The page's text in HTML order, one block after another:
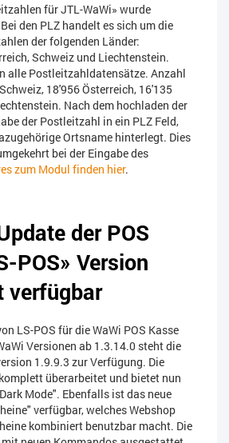
für JTL-WaWi» wurde
den PLZ handelt es sich um die
der folgenden Länder:
Schweiz und Liechtenstein.
alle Postleitzahldatensätze. Anzahl
18'956 Österreich, 16'135
Nach dem hochladen der
der Postleitzahl in ein PLZ Feld,
Ortsname hinterlegt. Dies
bei der Eingabe des
zum Modul finden hier.
der POS
POS» Version
verfügbar
LS-POS für die WaWi POS Kasse
Versionen ab 1.3.14.0 steht die
1.9.9.3 zur Verfügung. Die
überarbeitet und bietet nun
Mode". Ebenfalls ist das neue
verfügbar, welches Webshop
kombiniert benutzbar macht. Die